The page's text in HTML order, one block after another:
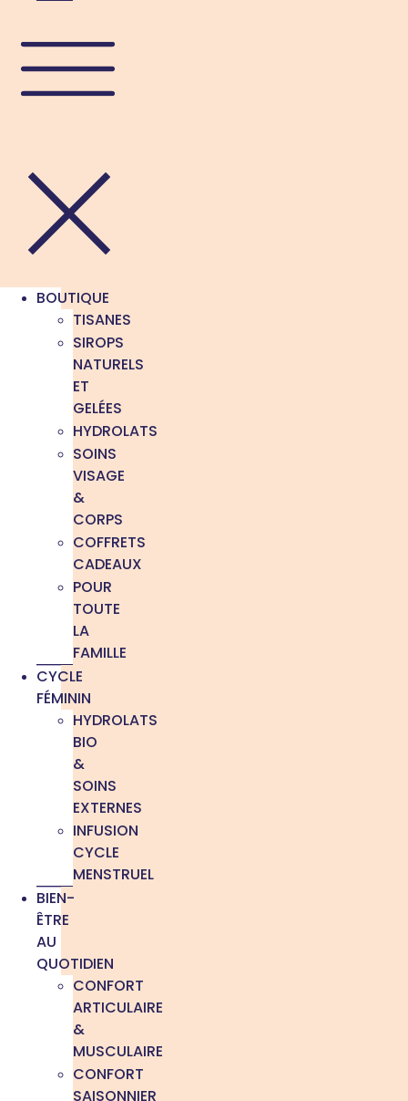
BOUTIQUE
TISANES
SIROPS
NATURELS
ET
GELÉES
HYDROLATS
SOINS
VISAGE
&
CORPS
COFFRETS
CADEAUX
POUR
TOUTE
LA
FAMILLE
CYCLE
FÉMININ
HYDROLATS
BIO
&
SOINS
EXTERNES
INFUSION
CYCLE
MENSTRUEL
BIEN-
ÊTRE
AU
QUOTIDIEN
CONFORT
ARTICULAIRE
&
MUSCULAIRE
CONFORT
SAISONNIER